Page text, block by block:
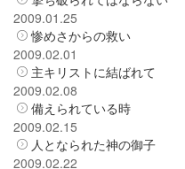
2009.01.25
惨めさからの救い
2009.02.01
主キリストに結ばれて
2009.02.08
備えられている時
2009.02.15
人となられた神の御子
2009.02.22